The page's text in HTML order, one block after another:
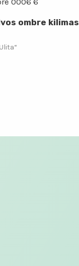
ombre kilimas